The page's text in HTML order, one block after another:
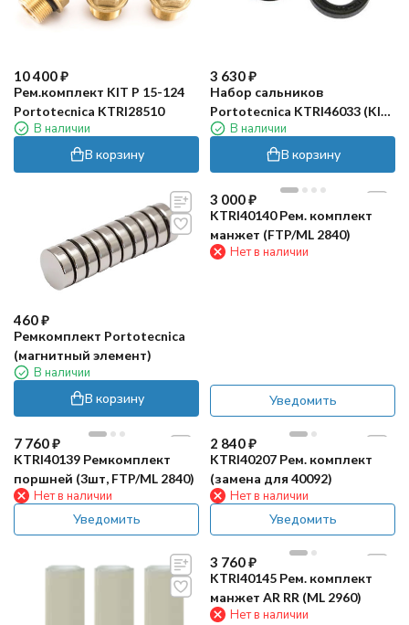
10 400₽
Рем.комплект KIT P 15-124
Portotecnica KTRI28510
В наличии
В корзину
3 630₽
Набор сальников
Portotecnica KTRI46033 (KIT
159)В наличии
В корзину
460₽
Ремкомплект Portotecnica
(магнитный элемент)
В наличии
В корзину
3 000₽
KTRI40140 Рем. комплект
манжет (FTP/ML 2840)
Нет в наличии
Уведомить
7 760₽
KTRI40139 Ремкомплект
поршней (3шт, FTP/ML 2840)
Нет в наличии
Уведомить
2 840₽
KTRI40207 Рем. комплект
(замена для 40092)
Нет в наличии
Уведомить
3 760₽
KTRI40145 Рем. комплект
манжет AR RR (ML 2960)
Нет в наличии